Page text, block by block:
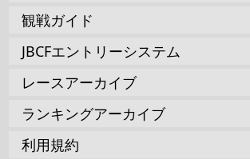
観戦ガイド
JBCFエントリーシステム
レースアーカイブ
ランキングアーカイブ
利用規約